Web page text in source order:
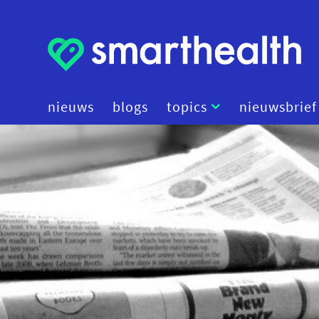
nieuws blogs topics
artificial intelligence
beleid
cybersecurity
data
diagnostiek
digital therapeutics
nieuwsbrief